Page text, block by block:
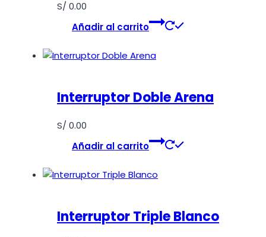
S/ 0.00
Añadir al carrito
Interruptor Doble Arena
S/0.00
Añadir al carrito
Interruptor Triple Blanco